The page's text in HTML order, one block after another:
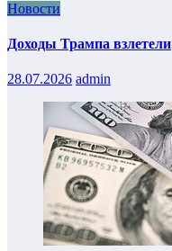
Новости
Доходы Трампа взлетели
28.07.2026 admin